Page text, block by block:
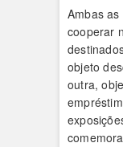
Ambas
cooperar
objeto
outra,